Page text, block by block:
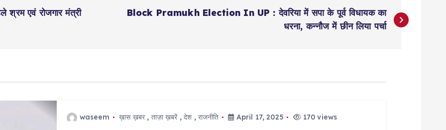
एवं रोजगार मंत्री
Block Pramukh Election In UP : देवरिया में सपा के पूर्व विधायक का
धरना, कन्नौज में छीन लिया पर्चा
waseem ख़ास ख़बर , ताज़ा ख़बरें ,देश , राजनीति April 17, 2025 170 views